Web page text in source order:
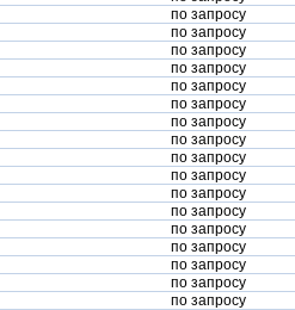
по запросу
по запросу
по запросу
по запросу
по запросу
по запросу
по запросу
по запросу
по запросу
по запросу
по запросу
по запросу
по запросу
по запросу
по запросу
по запросу
по запросу